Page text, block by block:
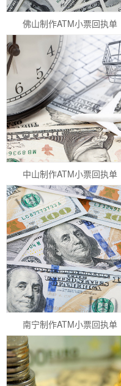
佛山制作ATM小票回执单
中山制作ATM小票回执单
南宁制作ATM小票回执单